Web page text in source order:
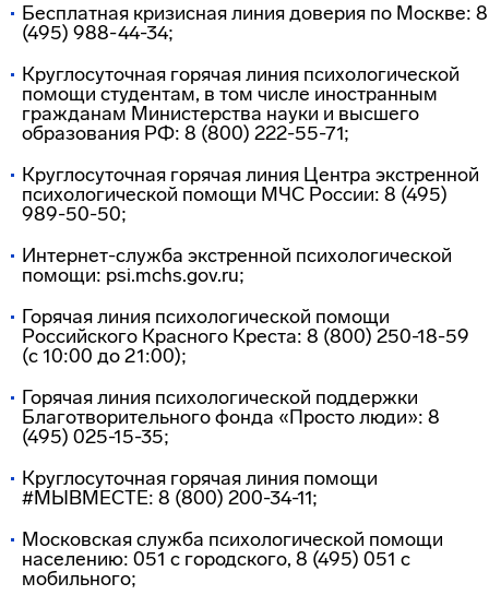
Бесплатная кризисная линия доверия по Москве: 8
(495) 988-44-34;
Круглосуточная горячая линия психологической
помощи студентам, в том числе иностранным
гражданам Министерства науки и высшего
образования РФ: 8 (800) 222-55-71;
Круглосуточная горячая линия Центра экстренной
психологической помощи МЧС России: 8 (495)
989-50-50;
Интернет-служба экстренной психологической
помощи: psi.mchs.gov.ru;
Горячая линия психологической помощи
Российского Красного Креста: 8 (800) 250-18-59
(с 10:00 до 21:00);
Горячая линия психологической поддержки
Благотворительного фонда «Просто люди»: 8
(495) 025-15-35;
Круглосуточная горячая линия помощи
#МЫВМЕСТЕ: 8 (800) 200-34-11;
Московская служба психологической помощи
населению: 051 с городского, 8 (495) 051 с
мобильного;